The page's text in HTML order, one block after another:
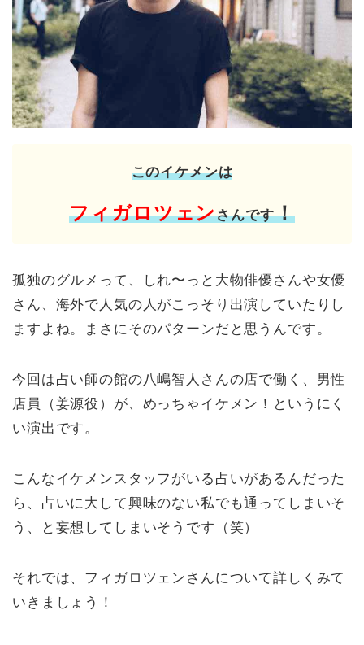
このイケメンは
フィガロツェンさんです！
孤独のグルメって、しれ〜っと大物俳優さんや女優
さん、海外で人気の人がこっそり出演していたりし
ますよね。まさにそのパターンだと思うんです。
今回は占い師の館の八嶋智人さんの店で働く、男性
店員（姜源役）が、めっちゃイケメン！というにく
い演出です。
こんなイケメンスタッフがいる占いがあるんだった
ら、占いに大して興味のない私でも通ってしまいそ
う、と妄想してしまいそうです（笑）
それでは、フィガロツェンさんについて詳しくみて
いきましょう！